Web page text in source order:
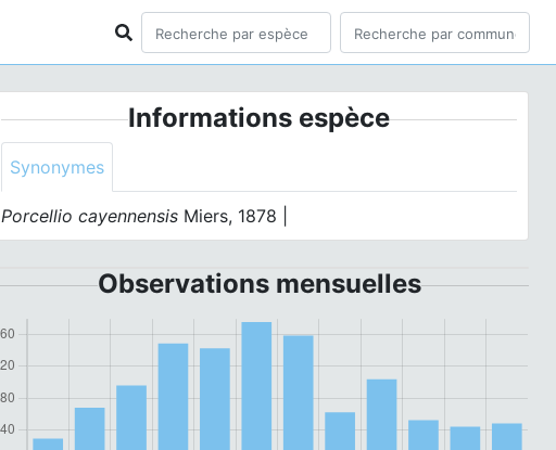
Informations espèce
Synonymes
Porcellio cayennensis Miers, 1878 |
Observations mensuelles